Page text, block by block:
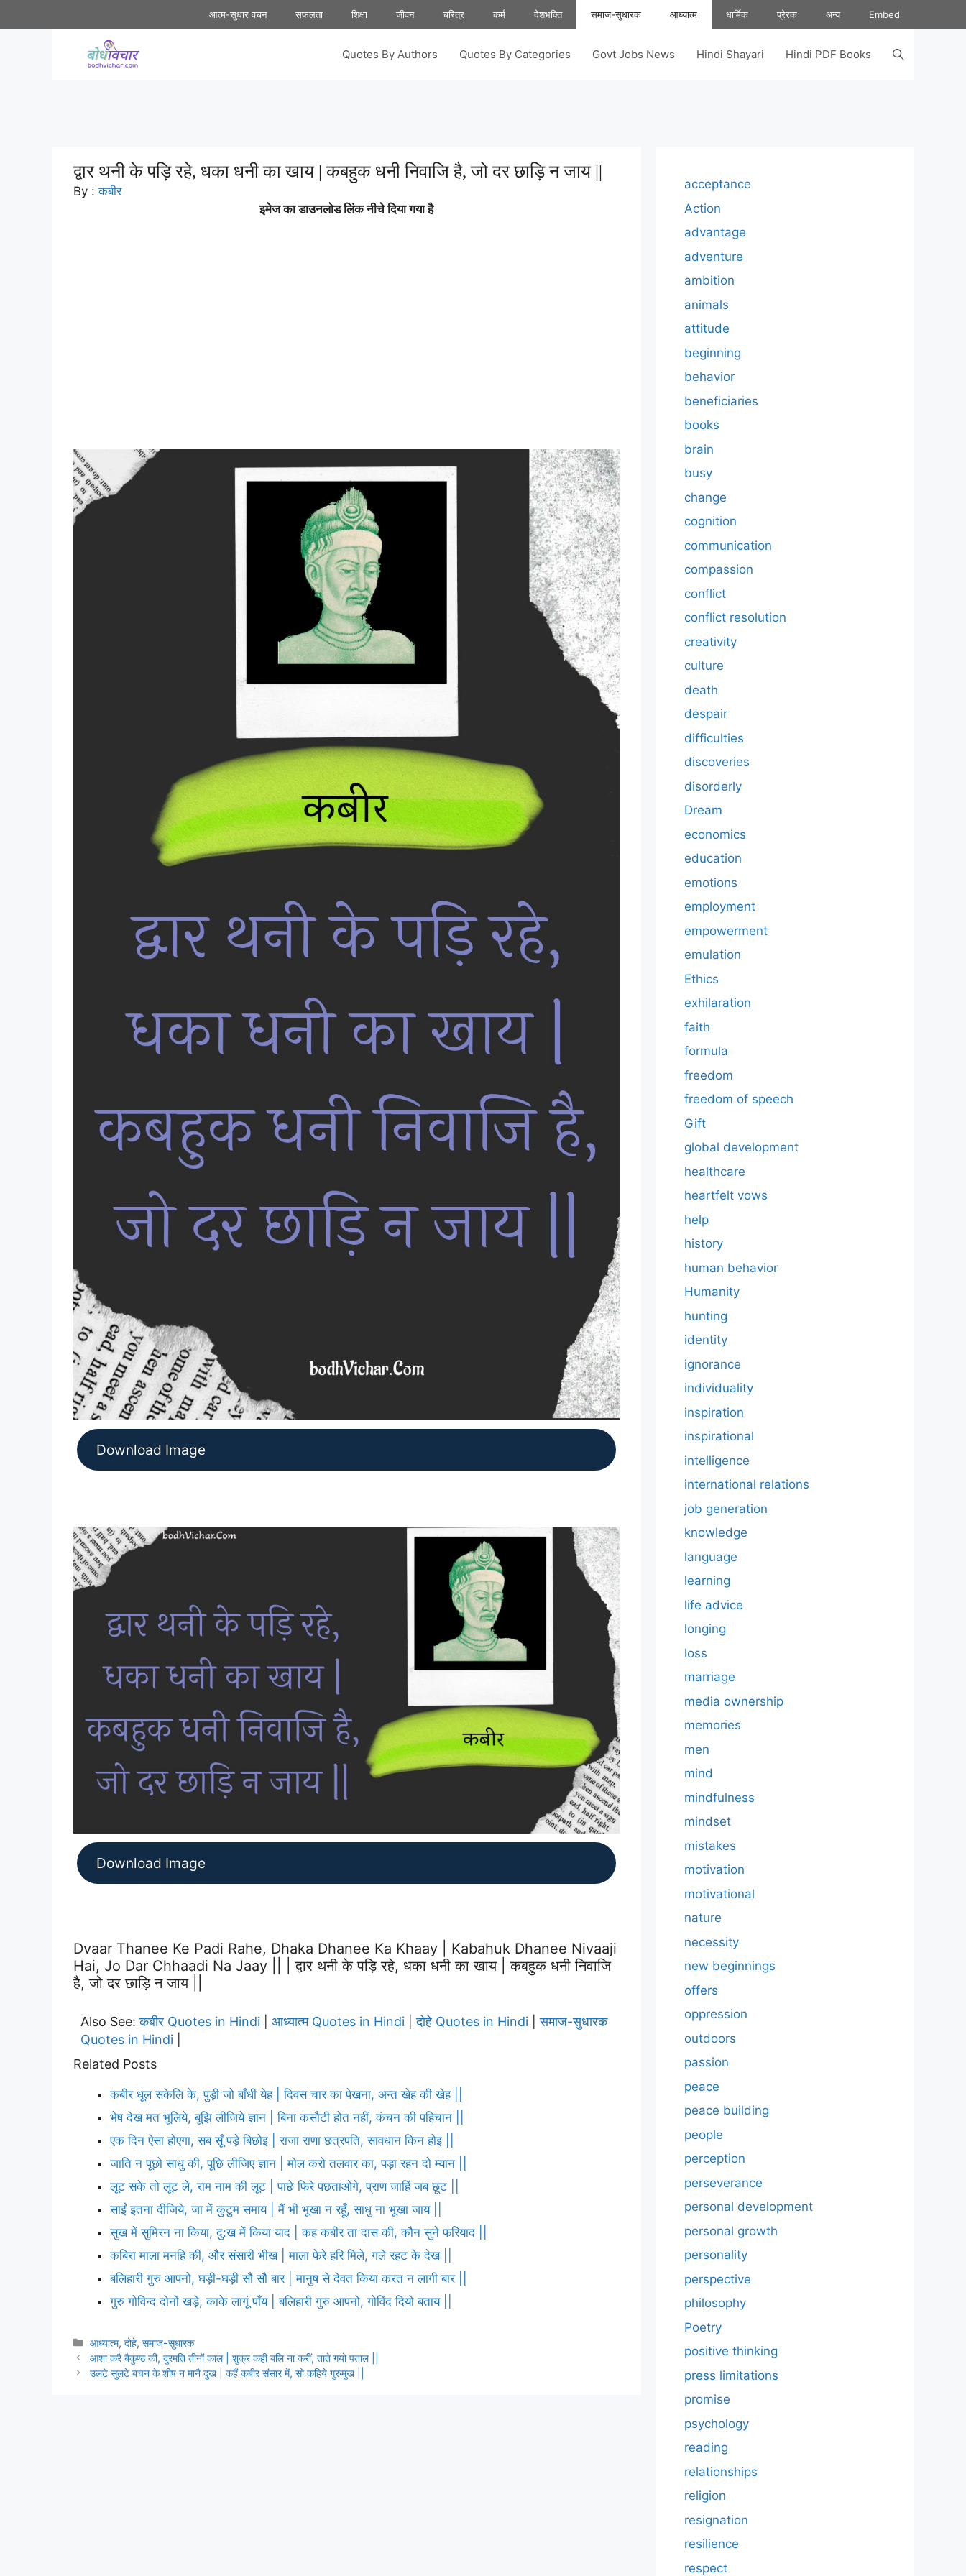
to
आत्म-सुधार वचन सफलता शिक्षा जीवन चरित्र कर्म देशभक्ति समाज-सुधारक आध्यात्म धार्मिक प्रेरक अन्य Embed
Quotes By Authors Quotes By Categories Govt Jobs News Hindi Shayari Hindi PDF Books
द्वार थनी के पड़ि रहे, धका धनी का खाय | कबहुक धनी निवाजि है, जो दर छाड़ि न जाय ||
By :कबीर
इमेज का डाउनलोड लिंक नीचे दिया गया है
Download Image
Download Image
Dvaar Thanee Ke Padi Rahe, Dhaka Dhanee Ka Khaay | Kabahuk Dhanee Nivaaji
Hai, Jo Dar Chhaadi Na Jaay || | द्वार थनी के पड़ि रहे, धका धनी का खाय | कबहुक धनी निवाजि
है, जो दर छाड़ि न जाय ||
Also See:कबीर Quotes in Hindi आध्यात्म Quotes in Hindi |दोहे Quotes in Hindi |समाज-सुधारक
Quotes in Hindi
Related Posts
कबीर धूल सकेलि के, पुड़ी जो बाँधी येह | दिवस चार का पेखना, अन्त खेह की खेह ||
भेष देख मत भूलिये, बूझि लीजिये ज्ञान | बिना कसौटी होत नहीं, कंचन की पहिचान ||
एक दिन ऐसा होएगा, सब सूँ पड़े बिछोइ | राजा राणा छत्रपति, सावधान किन होइ ||
जाति न पूछो साधु की, पूछि लीजिए ज्ञान | मोल करो तलवार का, पड़ा रहन दो म्यान ||
लूट सके तो लूट ले, राम नाम की लूट | पाछे फिरे पछताओगे, प्राण जाहिं जब छूट ||
साईं इतना दीजिये, जा में कुटुम समाय | मैं भी भूखा न रहूँ, साधु ना भूखा जाय ||
सुख में सुमिरन ना किया, दु:ख में किया याद | कह कबीर ता दास की, कौन सुने फरियाद ||
कबिरा माला मनहि की, और संसारी भीख | माला फेरे हरि मिले, गले रहट के देख ||
बलिहारी गुरु आपनो, घड़ी-घड़ी सौ सौ बार | मानुष से देवत किया करत न लागी बार ||
गुरु गोविन्द दोनों खड़े, काके लागूं पाँय | बलिहारी गुरु आपनो, गोविंद दियो बताय ||
Categories
आध्यात्म,दोहे,समाज-सुधारक
आशा करै बैकुण्ठ की, दुरमति तीनों काल | शुक्र कही बलि ना करीं, ताते गयो पताल ||
उलटे सुलटे बचन के शीष न मानै दुख | कहैं कबीर संसार में, सो कहिये गुरुमुख ||
acceptance
Action
advantage
adventure
ambition
animals
attitude
beginning
behavior
beneficiaries
books
brain
busy
change
cognition
communication
compassion
conflict
conflict resolution
creativity
culture
death
despair
difficulties
discoveries
disorderly
Dream
economics
education
emotions
employment
empowerment
emulation
Ethics
exhilaration
faith
formula
freedom
freedom of speech
Gift
global development
healthcare
heartfelt vows
help
history
human behavior
Humanity
hunting
identity
ignorance
individuality
inspiration
inspirational
intelligence
international relations
job generation
knowledge
language
learning
life advice
longing
loss
marriage
media ownership
memories
men
mind
mindfulness
mindset
mistakes
motivation
motivational
nature
necessity
new beginnings
offers
oppression
outdoors
passion
peace
peace building
people
perception
perseverance
personal development
personal growth
personality
perspective
philosophy
Poetry
positive thinking
press limitations
promise
psychology
reading
relationships
religion
resignation
resilience
respect